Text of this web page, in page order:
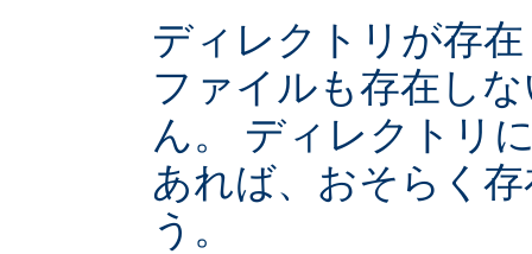
ディレクトリが存
ファイルも存在し
ん。 ディレクトリ
あれば、おそらく
う。